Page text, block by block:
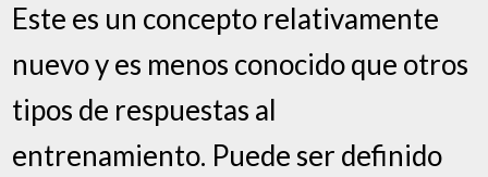
Este es un concepto relativamente
nuevo y es menos conocido que otros
tipos de respuestas al
entrenamiento. Puede ser definido